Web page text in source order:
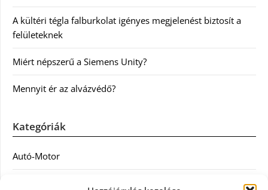
A kültéri tégla falburkolat igényes megjelenést biztosít a
felületeknek
Miért népszerű a Siemens Unity?
Mennyit ér az alvázvédő?
Kategóriák
Autó-Motor